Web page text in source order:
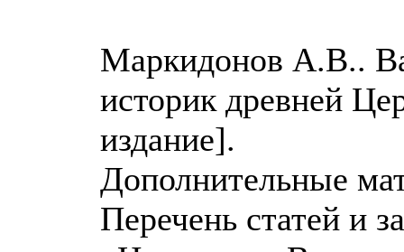
Маркидонов А.В..
историк древней
издание].
Дополнительные
Перечень статей и